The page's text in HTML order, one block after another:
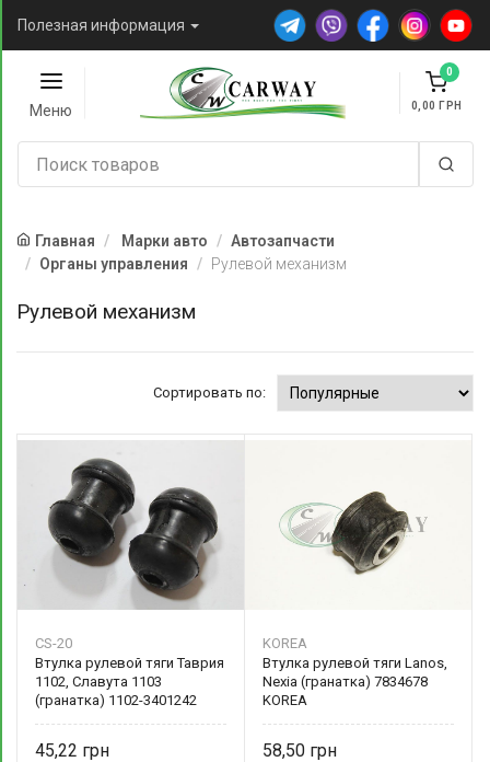
Полезная информация
Меню
0
0,00
Главная Марки авто
Автозапчасти
Органы управления
Рулевой механизм
Рулевой механизм
Сортировать по:
CS-20
Втулка рулевой тяги Таврия
1102, Славута 1103
(гранатка) 1102-3401242
45,22
KOREA
Втулка рулевой тяги Lanos,
Nexia (гранатка) 7834678
KOREA
58,50